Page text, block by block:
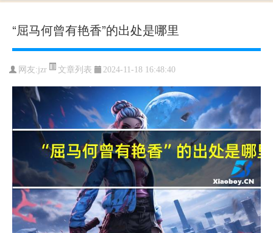
“屈马何曾有艳香”的出处是哪里
网友:jzr 文章列表 2024-11-18 16:48:40